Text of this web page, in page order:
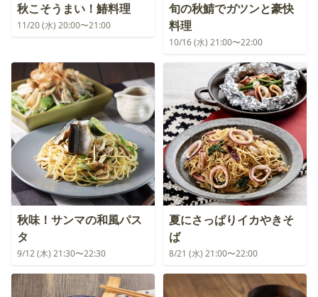
秋こそうまい！鰆料理
11/20 (水) 20:00〜21:00
旬の秋鯖でガツンと豪快
料理
10/16 (水) 21:00〜22:00
秋味！サンマの和風パス
タ
9/12 (木) 21:30〜22:30
夏にさっぱりイカやきそ
ば
8/21 (水) 21:00〜22:00